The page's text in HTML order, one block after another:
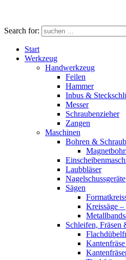
Search for:
Start
Werkzeug
Handwerkzeug
Feilen
Hammer
Inbus &
Messer
Schraubenzieher
Zangen
Maschinen
Bohren &
Laubbläser
Nagelschussgeräte
Sägen
Kreissäge
Schleifen, Fräsen